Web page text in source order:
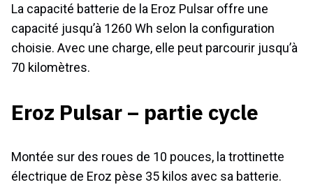
La capacité batterie de la Eroz Pulsar offre une
capacité jusqu’à 1260 Wh selon la configuration
choisie. Avec une charge, elle peut parcourir jusqu’à
70 kilomètres.
Eroz Pulsar – partie cycle
Montée sur des roues de 10 pouces, la trottinette
électrique de Eroz pèse 35 kilos avec sa batterie.